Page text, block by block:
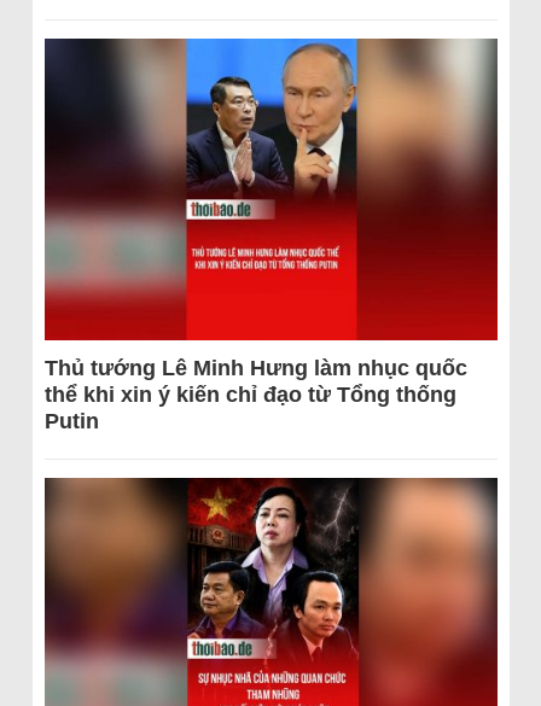
Thủ tướng Lê Minh Hưng làm nhục quốc
thể khi xin ý kiến chỉ đạo từ Tổng thống
Putin